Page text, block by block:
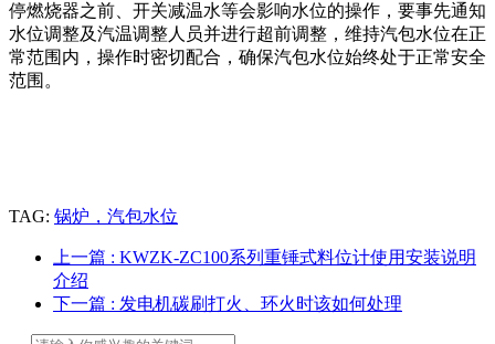
停燃烧器之前、开关减温水等会影响水位的操作，要事先通知
水位调整及汽温调整人员并进行超前调整，维持汽包水位在正
常范围内，操作时密切配合，确保汽包水位始终处于正常安全
范围。
TAG: 锅炉，汽包水位
上一篇 : KWZK-ZC100系列重锤式料位计使用安装说明
介绍
下一篇 : 发电机碳刷打火、环火时该如何处理